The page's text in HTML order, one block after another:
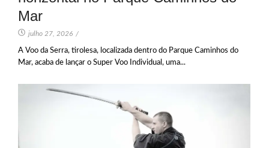
Mar
julho 27, 2026 /
A Voo da Serra, tirolesa, localizada dentro do Parque Caminhos do
Mar, acaba de lançar o Super Voo Individual, uma...